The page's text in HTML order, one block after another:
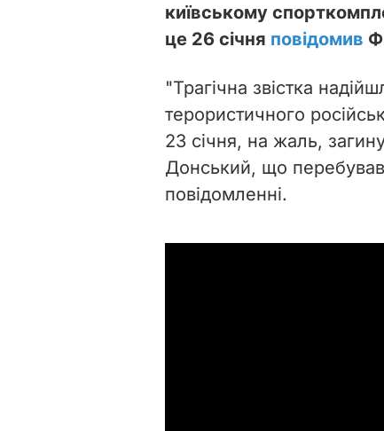
київському
це 26 січня повідомив
"Трагічна звістка
терористичного
23 січня, на жаль,
Донський, що перебував
повідомленні.